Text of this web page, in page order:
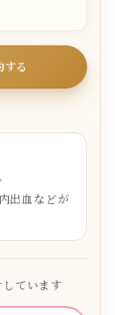
する
出血などが
ています